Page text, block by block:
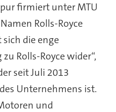
firmiert unter MTU
Rolls-Royce
sich die enge
Rolls-Royce wider“,
seit Juli 2013
Unternehmens ist.
und